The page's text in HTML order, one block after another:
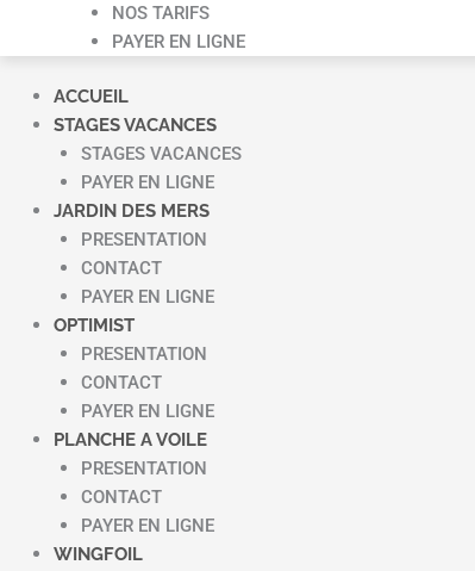
NOS TARIFS
PAYER EN LIGNE
ACCUEIL
STAGES VACANCES
STAGES VACANCES
PAYER EN LIGNE
JARDIN DES MERS
PRESENTATION
CONTACT
PAYER EN LIGNE
OPTIMIST
PRESENTATION
CONTACT
PAYER EN LIGNE
PLANCHE A VOILE
PRESENTATION
CONTACT
PAYER EN LIGNE
WINGFOIL